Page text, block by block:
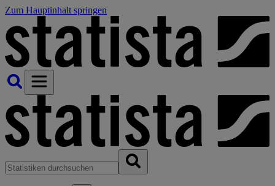
Zum Hauptinhalt springen